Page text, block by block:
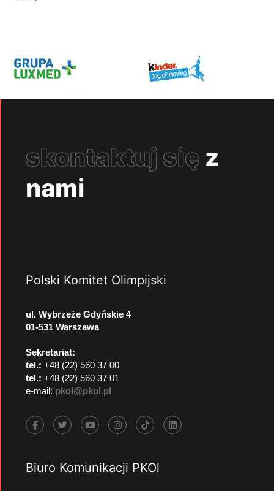
skontaktuj się z
nami
Polski Komitet Olimpijski
ul. Wybrzeże Gdyńskie 4
01-531 Warszawa
Sekretariat:
tel.: +48 (22) 560 37 00
tel.: +48 (22) 560 37 01
e-mail: pkol@pkol.pl
Biuro Komunikacji PKOl